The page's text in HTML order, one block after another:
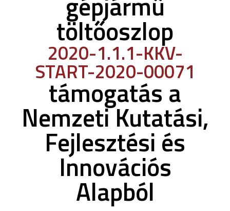
töltőoszlop
2020-1.1.1-KKV-
START-2020-00071
támogatás a
Nemzeti Kutatási,
Fejlesztési és
Innovációs
Alapból